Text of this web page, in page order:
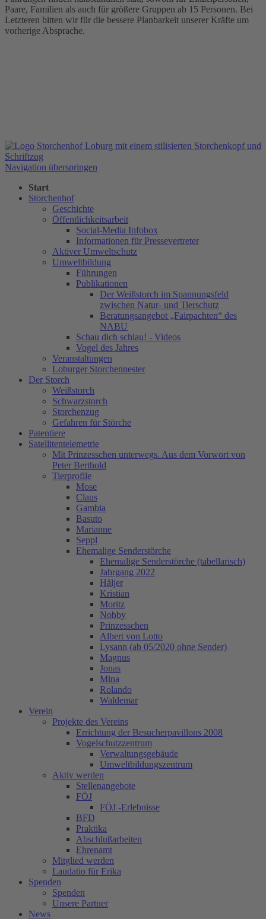
Paare, Familien als auch für größere Gruppen ab 15 Personen. Bei
Letzteren bitten wir für die bessere Planbarkeit unserer Kräfte um
vorherige Absprache.
Navigation überspringen
Start
Storchenhof
Geschichte
Öffentlichkeitsarbeit
Social-Media Infobox
Informationen für Pressevertreter
Aktiver Umweltschutz
Umweltbildung
Führungen
Publikationen
Der Weißstorch im Spannungsfeld
zwischen Natur- und Tierschutz
Beratungsangebot „Fairpachten“ des
NABU
Schau dich schlau! - Videos
Vogel des Jahres
Veranstaltungen
Loburger Storchennester
Der Storch
Weißstorch
Schwarzstorch
Storchenzug
Gefahren für Störche
Patentiere
Satellitentelemetrie
Mit Prinzesschen unterwegs. Aus dem Vorwort von
Peter Berthold
Tierprofile
Mose
Claus
Gambia
Basuto
Marianne
Seppl
Ehemalige Senderstörche
Ehemalige Senderstörche (tabellarisch)
Jahrgang 2022
Håljer
Kristian
Moritz
Nobby
Prinzesschen
Albert von Lotto
Lysann (ab 05/2020 ohne Sender)
Magnus
Jonas
Mina
Rolando
Waldemar
Verein
Projekte des Vereins
Errichtung der Besucherpavillons 2008
Vogelschutzzentrum
Verwaltungsgebäude
Umweltbildungszentrum
Aktiv werden
Stellenangebote
FÖJ
FÖJ -Erlebnisse
BFD
Praktika
Abschlußarbeiten
Ehrenamt
Mitglied werden
Laudatio für Erika
Spenden
Spenden
Unsere Partner
News